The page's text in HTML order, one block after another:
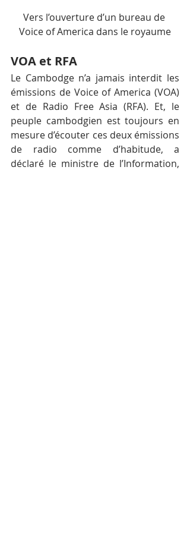
Vers l’ouverture d’un bureau de
Voice of America dans le royaume
VOA et RFA
Le Cambodge n’a jamais interdit les
émissions de Voice of America (VOA)
et de Radio Free Asia (RFA). Et, le
peuple cambodgien est toujours en
mesure d’écouter ces deux émissions
de radio comme d’habitude, a
déclaré le ministre de l’Information,